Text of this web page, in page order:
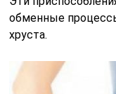
обменные
хруста.